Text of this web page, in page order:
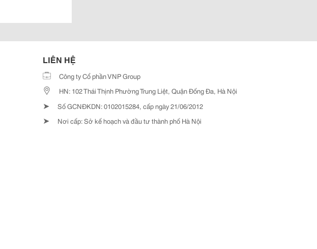
LIÊN HỆ
Công ty Cổ phần VNP Group
HN: 102 Thái Thịnh Phường Trung Liệt, Quận Đống Đa, Hà Nội
➤ Số GCNĐKDN: 0102015284, cấp ngày 21/06/2012
➤ Nơi cấp: Sở kế hoạch và đầu tư thành phố Hà Nội